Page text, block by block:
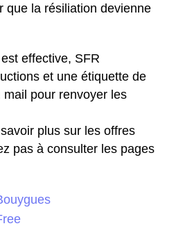
que la résiliation devienne
effective, SFR
et une étiquette de
pour renvoyer les
plus sur les offres
pas à consulter les pages